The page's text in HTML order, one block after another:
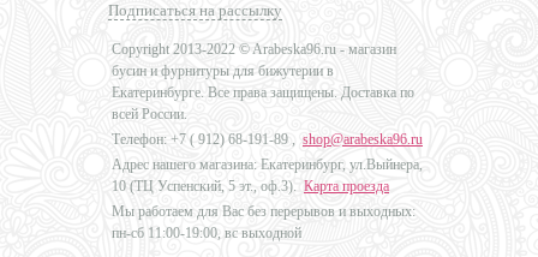
Подписаться на рассылку
Copyright 2013-2022 © Arabeska96.ru - магазин
бусин и фурнитуры для бижутерии в
Екатеринбурге. Все права защищены. Доставка по
всей России.
Телефон: +7 ( 912) 68-191-89 , shop@arabeska96.ru
Адрес нашего магазина: Екатеринбург, ул.Выйнера,
10 (ТЦ Успенский, 5 эт., оф.3). Карта проезда
Мы работаем для Вас без перерывов и выходных:
пн-сб 11:00-19:00, вс выходной